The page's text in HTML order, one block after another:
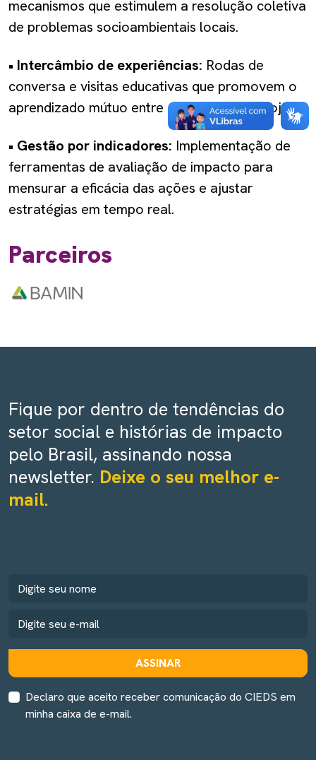
mecanismos que estimulem a resolução coletiva
de problemas socioambientais locais.
• Intercâmbio de experiências: Rodas de
conversa e visitas educativas que promovem o
aprendizado mútuo entre comunidade e projeto.
• Gestão por indicadores: Implementação de
ferramentas de avaliação de impacto para
mensurar a eficácia das ações e ajustar
estratégias em tempo real.
Parceiros
Fique por dentro de tendências do
setor social e histórias de impacto
pelo Brasil, assinando nossa
newsletter. Deixe o seu melhor e-
mail.
ASSINAR
Declaro que aceito receber comunicação do CIEDS em
minha caixa de e-mail.